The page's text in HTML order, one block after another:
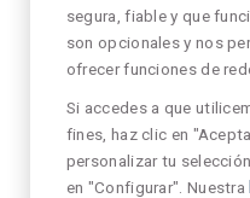
segura, fiable y que
son opcionales y nos
ofrecer funciones de
Si accedes a que
fines, haz clic en
personalizar tu
en "Configurar". Nuestra